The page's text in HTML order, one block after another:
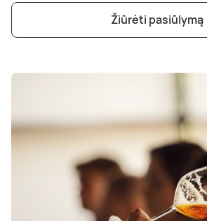
Žiūrėti pasiūlymą